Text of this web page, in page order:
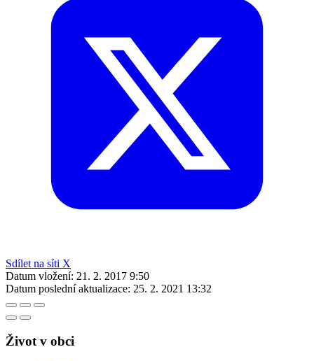
Sdílet na síti X
Datum vložení: 21. 2. 2017 9:50
Datum poslední aktualizace: 25. 2. 2021 13:32
Život v obci